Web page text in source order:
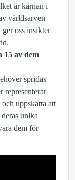
är kärnan i
världsarven
oss insikter
15 av dem
spridas
representerar
uppskatta att
unika
dem för